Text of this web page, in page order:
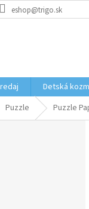
eshop@trigo.sk
Detská
Puzzle Puzzle